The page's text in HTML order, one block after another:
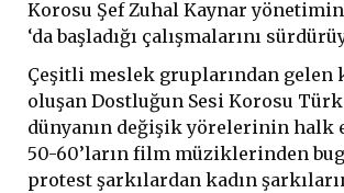
Korosu Şef Zuhal Kaynar
‘da başladığı çalışmalarını
Çeşitli meslek gruplarından gelen
oluşan Dostluğun Sesi Korosu
dünyanın değişik yörelerinin halk
50-60’ların film müziklerinden
protest şarkılardan kadın